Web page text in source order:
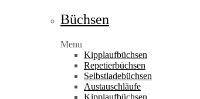
Büchsen
Menu
Kipplaufbüchsen
Repetierbüchsen
Selbstladebüchsen
Austauschläufe
Kipplaufbüchsen